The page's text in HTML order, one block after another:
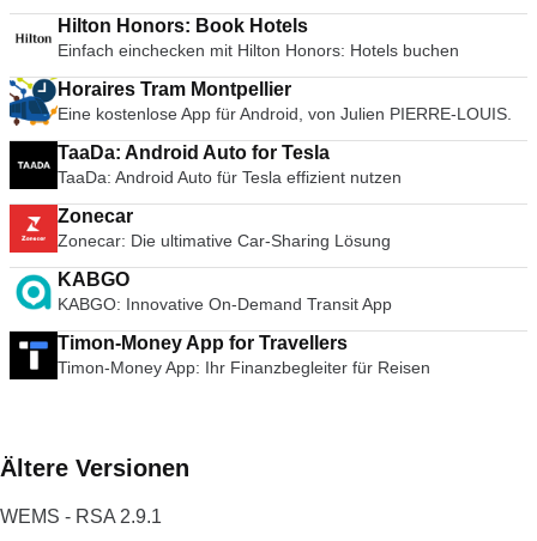
Hilton Honors: Book Hotels
Einfach einchecken mit Hilton Honors: Hotels buchen
Horaires Tram Montpellier
Eine kostenlose App für Android, von Julien PIERRE-LOUIS.
TaaDa: Android Auto for Tesla
TaaDa: Android Auto für Tesla effizient nutzen
Zonecar
Zonecar: Die ultimative Car-Sharing Lösung
KABGO
KABGO: Innovative On-Demand Transit App
Timon-Money App for Travellers
Timon-Money App: Ihr Finanzbegleiter für Reisen
Ältere Versionen
WEMS - RSA 2.9.1